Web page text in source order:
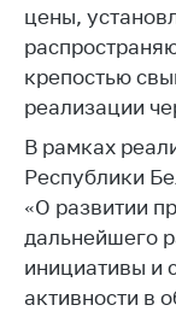
Биржевая
Беларусь
Защита
данных
цены,
крепостью
реализации
В рамках
Республики
«О развитии
дальнейшего
инициативы и
активности в